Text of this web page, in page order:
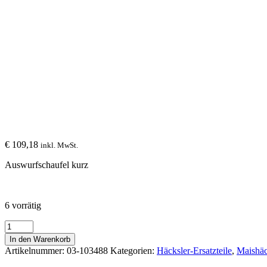
€ 109,18 inkl. MwSt.
Auswurfschaufel kurz
6 vorrätig
Auswurfschaufel
kurz
03-
103488
In den Warenkorb
Artikelnummer: 03-103488 Kategorien: Häcksler-Ersatzteile,